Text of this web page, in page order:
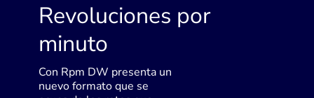
Revoluciones por
minuto
Con Rpm DW presenta un
nuevo formato que se